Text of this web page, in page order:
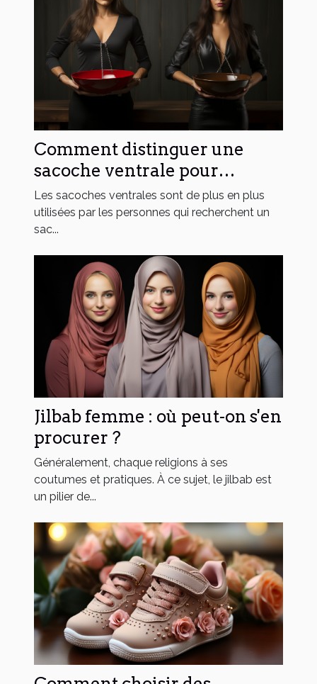
Comment distinguer une
sacoche ventrale pour
homme de celle pour femme
?
Les sacoches ventrales sont de plus en plus
utilisées par les personnes qui recherchent un
sac...
Jilbab femme : où peut-on s'en
procurer ?
Généralement, chaque religions à ses
coutumes et pratiques. À ce sujet, le jilbab est
un pilier de...